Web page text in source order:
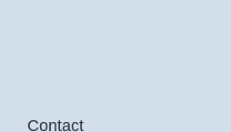
Contact